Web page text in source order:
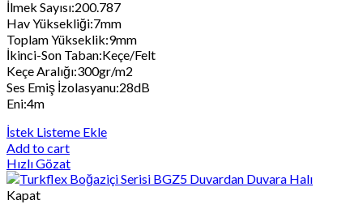
İlmek Sayısı:200.787
Hav Yüksekliği:7mm
Toplam Yükseklik:9mm
İkinci-Son Taban:Keçe/Felt
Keçe Aralığı:300gr/m2
Ses Emiş İzolasyanu:28dB
Eni:4m
İstek Listeme Ekle
Add to cart
Hızlı Gözat
Kapat